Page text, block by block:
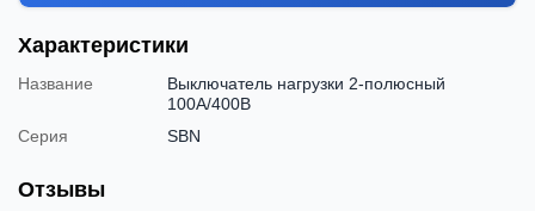
Характеристики
Название
Выключатель нагрузки 2-полюсный
100А/400В
Серия
SBN
Отзывы